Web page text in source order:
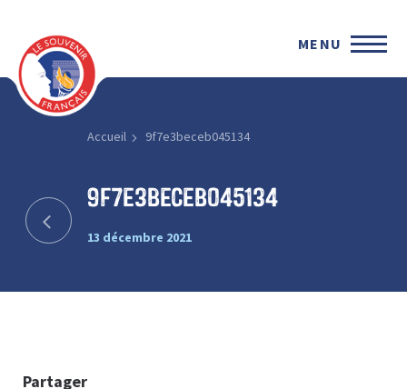
MENU
Accueil 9f7e3beceb045134
9f7e3beceb045134
13 décembre 2021
Partager